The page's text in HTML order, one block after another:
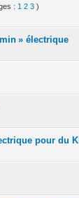
: 1 2 3 )
» électrique
pour du